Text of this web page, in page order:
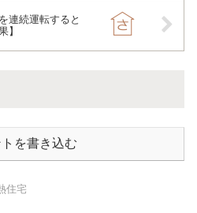
連続運転すると
】
を書き込む
住宅